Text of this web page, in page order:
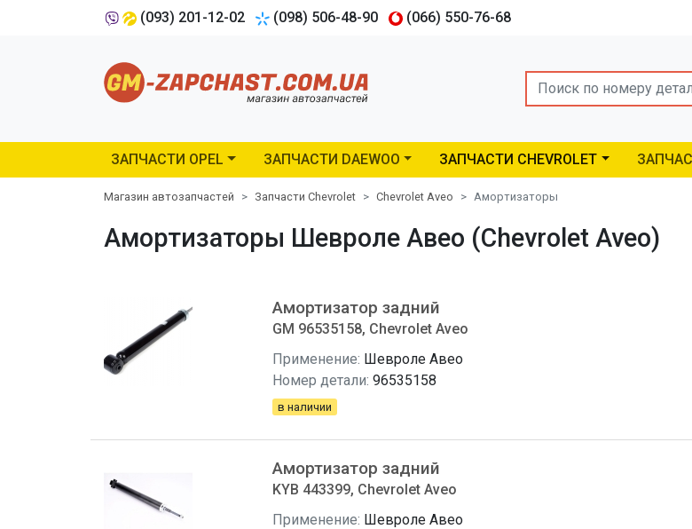
(093) 201-12-02 (098) 506-48-90 (066) 550-76-68
Search
ЗАПЧАСТИ OPEL ЗАПЧАСТИ DAEWOO ЗАПЧАСТИ CHEVROLET
Магазин автозапчастей Запчасти Chevrolet Chevrolet Aveo Амортизаторы
Амортизаторы Шевроле Авео (Chevrolet Aveo)
Амортизатор задний
GM 96535158, Chevrolet Aveo
Применение: Шевроле Авео
Номер детали: 96535158
в наличии
Амортизатор задний
KYB 443399, Chevrolet Aveo
Применение: Шевроле Авео